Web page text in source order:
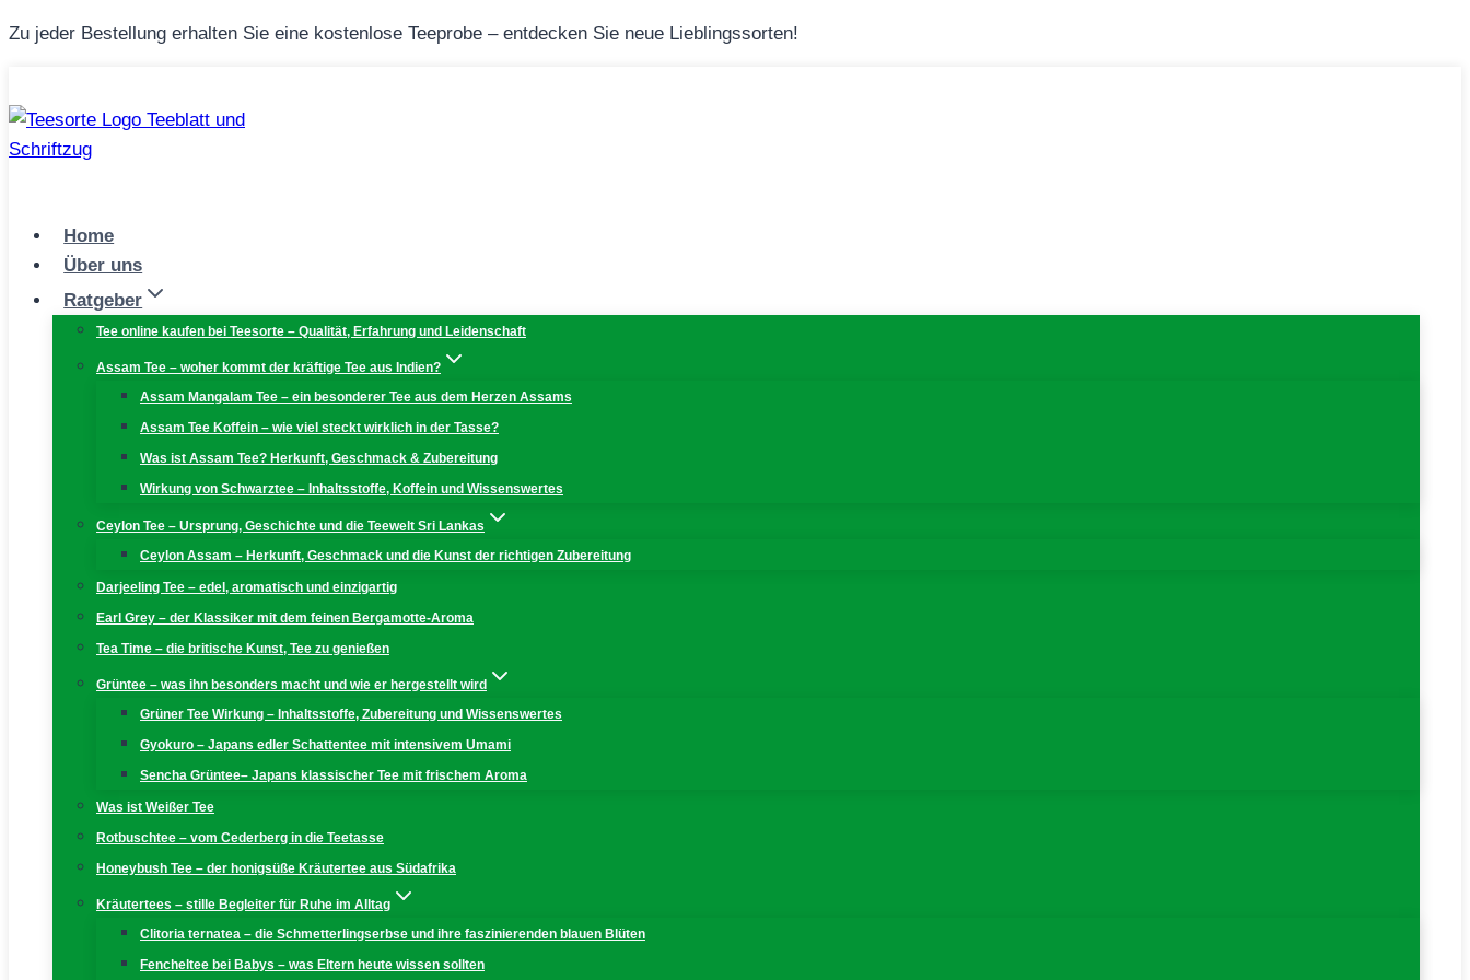
Zum
Zu jeder Bestellung erhalten Sie eine kostenlose Teeprobe – entdecken Sie neue Lieblingssorten!
Home
Über uns
Ratgeber
Tee online kaufen bei Teesorte – Qualität, Erfahrung und Leidenschaft
Assam Tee – woher kommt der kräftige Tee aus Indien?
Assam Mangalam Tee – ein besonderer Tee aus dem Herzen Assams
Assam Tee Koffein – wie viel steckt wirklich in der Tasse?
Was ist Assam Tee? Herkunft, Geschmack & Zubereitung
Wirkung von Schwarztee – Inhaltsstoffe, Koffein und Wissenswertes
Ceylon Tee – Ursprung, Geschichte und die Teewelt Sri Lankas
Ceylon Assam – Herkunft, Geschmack und die Kunst der richtigen Zubereitung
Darjeeling Tee – edel, aromatisch und einzigartig
Earl Grey – der Klassiker mit dem feinen Bergamotte-Aroma
Tea Time – die britische Kunst, Tee zu genießen
Grüntee – was ihn besonders macht und wie er hergestellt wird
Grüner Tee Wirkung – Inhaltsstoffe, Zubereitung und Wissenswertes
Gyokuro – Japans edler Schattentee mit intensivem Umami
Sencha Grüntee– Japans klassischer Tee mit frischem Aroma
Was ist Weißer Tee
Rotbuschtee – vom Cederberg in die Teetasse
Honeybush Tee – der honigsüße Kräutertee aus Südafrika
Kräutertees – stille Begleiter für Ruhe im Alltag
Clitoria ternatea – die Schmetterlingserbse und ihre faszinierenden blauen Blüten
Fencheltee bei Babys – was Eltern heute wissen sollten